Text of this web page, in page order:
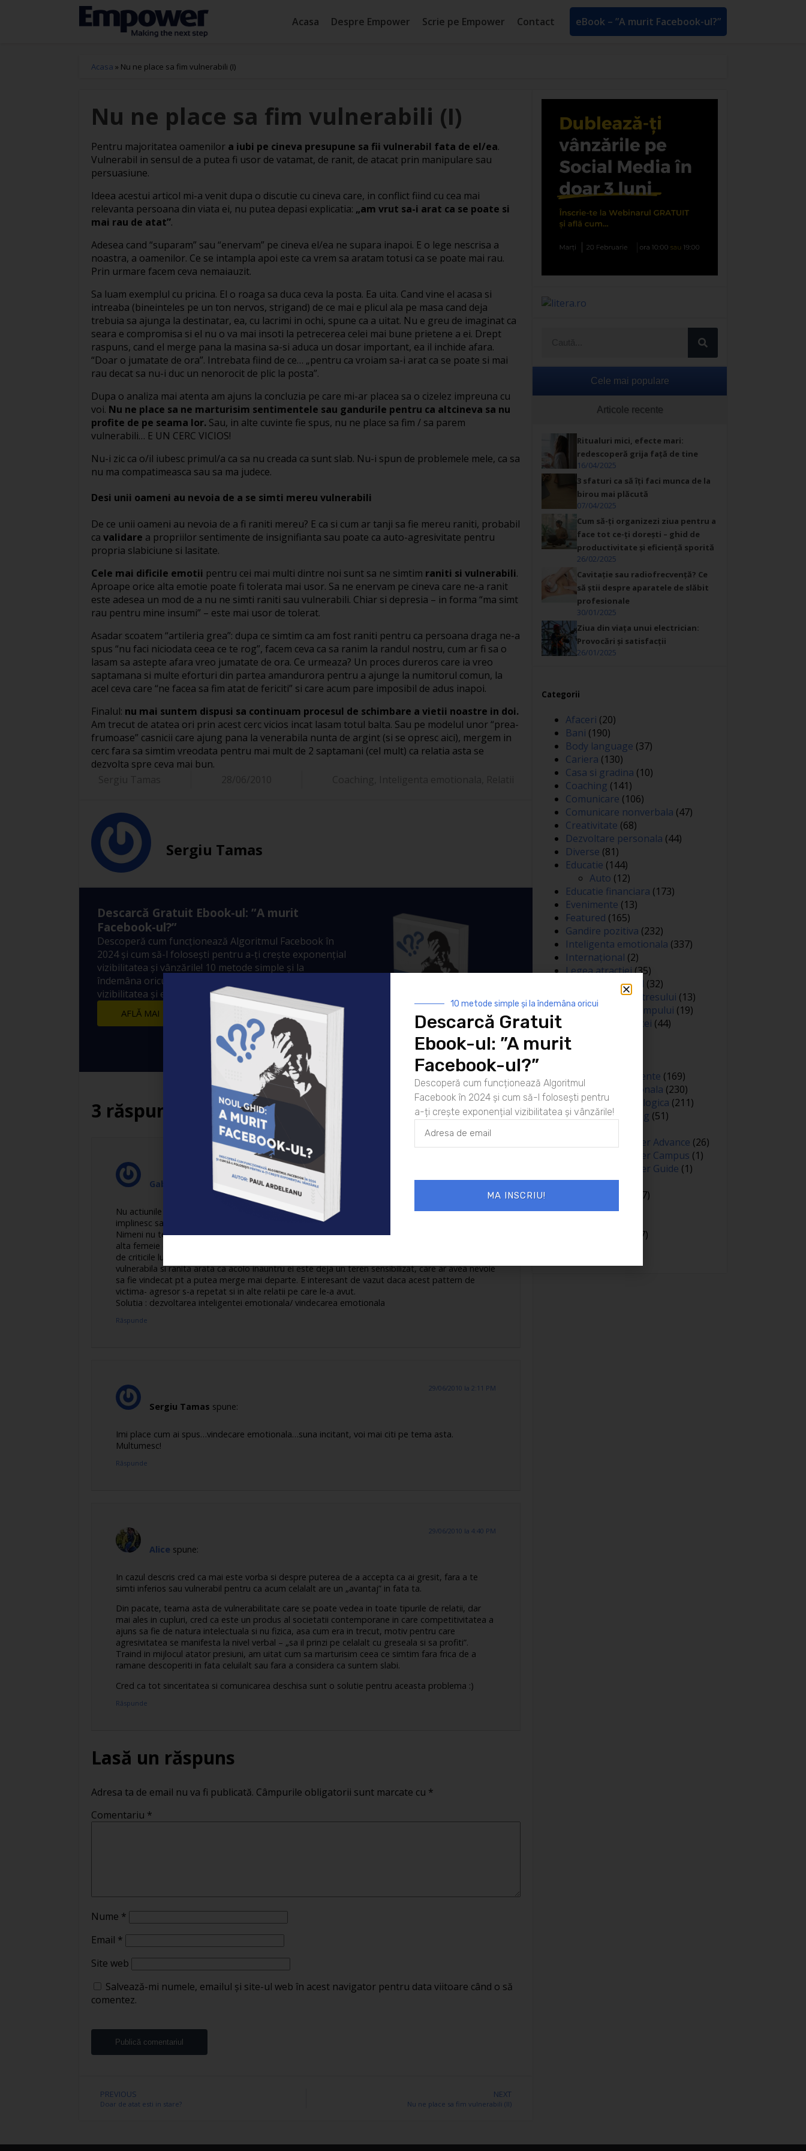
Acasa Despre Empower Scrie pe Empower Contact eBook – ”A murit Facebook-ul?”
Acasa » Nu ne place sa fim vulnerabili (I)
Nu ne place sa fim vulnerabili (I)
Pentru majoritatea oamenilor a iubi pe cineva presupune sa fii vulnerabil fata de el/ea.
Vulnerabil in sensul de a putea fi usor de vatamat, de ranit, de atacat prin manipulare sau
persuasiune.
Ideea acestui articol mi-a venit dupa o discutie cu cineva care, in conflict fiind cu cea mai
relevanta persoana din viata ei, nu putea depasi explicatia: „am vrut sa-i arat ca se poate si
mai rau de atat”.
Adesea cand “suparam” sau “enervam” pe cineva el/ea ne supara inapoi. E o lege nescrisa a
noastra, a oamenilor. Ce se intampla apoi este ca vrem sa aratam totusi ca se poate mai rau.
Prin urmare facem ceva nemaiauzit.
Sa luam exemplul cu pricina. El o roaga sa duca ceva la posta. Ea uita. Cand vine el acasa si
intreaba (bineinteles pe un ton nervos, strigand) de ce mai e plicul ala pe masa cand deja
trebuia sa ajunga la destinatar, ea, cu lacrimi in ochi, spune ca a uitat. Nu e greu de imaginat ca
seara e compromisa si el nu o va mai insoti la petrecerea celei mai bune prietene a ei. Drept
raspuns, cand el merge pana la masina sa-si aduca un dosar important, ea il inchide afara.
“Doar o jumatate de ora”. Intrebata fiind de ce… „pentru ca vroiam sa-i arat ca se poate si mai
rau decat sa nu-i duc un nenorocit de plic la posta”.
Dupa o analiza mai atenta am ajuns la concluzia pe care mi-ar placea sa o cizelez impreuna cu
voi. Nu ne place sa ne marturisim sentimentele sau gandurile pentru ca altcineva sa nu
profite de pe seama lor. Sau, in alte cuvinte fie spus, nu ne place sa fim / sa parem
vulnerabili… E UN CERC VICIOS!
Nu-i zic ca o/il iubesc primul/a ca sa nu creada ca sunt slab. Nu-i spun de problemele mele, ca sa
nu ma compatimeasca sau sa ma judece.
Desi unii oameni au nevoia de a se simti mereu vulnerabili
De ce unii oameni au nevoia de a fi raniti mereu? E ca si cum ar tanji sa fie mereu raniti, probabil
ca validare a propriilor sentimente de insignifianta sau poate ca auto-agresivitate pentru
propria slabiciune si lasitate.
Cele mai dificile emotii pentru cei mai multi dintre noi sunt sa ne simtim raniti si vulnerabili.
Aproape orice alta emotie poate fi tolerata mai usor. Sa ne enervam pe cineva care ne-a ranit
este adesea un mod de a nu ne simti raniti sau vulnerabili. Chiar si depresia – in forma “ma simt
rau pentru mine insumi” – este mai usor de tolerat.
Asadar scoatem “artileria grea”: dupa ce simtim ca am fost raniti pentru ca persoana draga ne-a
spus “nu faci niciodata ceea ce te rog”, facem ceva ca sa ranim la randul nostru, cum ar fi sa o
lasam sa astepte afara vreo jumatate de ora. Ce urmeaza? Un proces dureros care ia vreo
saptamana si multe eforturi din partea amandurora pentru a ajunge la numitorul comun, la
acel ceva care “ne facea sa fim atat de fericiti” si care acum pare imposibil de adus inapoi.
Finalul: nu mai suntem dispusi sa continuam procesul de schimbare a vietii noastre in doi.
Am trecut de atatea ori prin acest cerc vicios incat lasam totul balta. Sau pe modelul unor “prea-
frumoase” casnicii care ajung pana la venerabila nunta de argint (si se opresc aici), mergem in
cerc fara sa simtim vreodata pentru mai mult de 2 saptamani (cel mult) ca relatia asta se
dezvolta spre ceva mai bun.
Sergiu Tamas
Descarcă Gratuit Ebook-ul: ”A murit
Facebook-ul?”
Descoperă cum funcționează Algoritmul Facebook în
2024 și cum să-l folosești pentru a-ți crește exponențial
vizibilitatea și vânzările! 10 metode simple și la
îndemâna oricui prin care să crești exponențial
vizibilitatea și engagement-ul postărilor tale.
AFLĂ MAI MULTE
3 răspunsuri
Gabriela Marin
Nu actiunile celorlati ne determina sentimentele noastre ci masura in care aceste actiuni ne
implinesc sau nu nevoile emotionale.
Nimeni nu te-ar putea rani daca nu ai avea acea vulnerabilitate inauntrul tau. La aceasi situatie
alta femeie (cu o stima de sine mai puternica) ar reactiona altfel. I-ar spune politicos ca e satula
de criticile lui; sau ca data viitoare sa si-l puna singur la posta, etc. Faptul ca s-a simtit
vulnerabila si ranita arata ca acolo inauntru ei este deja un teren sensibilizat, care ar avea nevoie
sa fie vindecat pt a putea merge mai departe. E interesant de vazut daca acest pattern de
victima- agresor s-a repetat si in alte relatii pe care le-a avut.
Solutia : dezvoltarea inteligentei emotionala/ vindecarea emotionala
Răspunde
Sergiu Tamas spune:
29/06/2010 la 2:11 PM
Imi place cum ai spus…vindecare emotionala…suna incitant, voi mai citi pe tema asta.
Multumesc!
Răspunde
Alice spune:
29/06/2010 la 4:40 PM
In cazul descris cred ca mai este vorba si despre puterea de a accepta ca ai gresit, fara a te
simti inferios sau vulnerabil pentru ca acum celalalt are un „avantaj” in fata ta.
Din pacate, teama asta de vulnerabilitate care se poate vedea in toate tipurile de relatii, dar
mai ales in cupluri, cred ca este un produs al societatii contemporane in care competitivitatea a
ajuns sa fie de natura intelectuala si nu fizica, asa cum era in trecut, motiv pentru care
agresivitatea se manifesta la nivel verbal – „sa il prinzi pe celalalt cu greseala si sa profiti”.
Traind in mijlocul atator presiuni, am uitat cum sa marturisim ceea ce simtim fara frica de a
ramane descoperiti in fata celuilalt sau fara a considera ca suntem slabi.
Cred ca tot sinceritatea si comunicarea deschisa sunt o solutie pentru aceasta problema :)
Răspunde
Lasă un răspuns
Adresa ta de email nu va fi publicată. Câmpurile obligatorii sunt marcate cu *
Comentariu *
Nume *
Email *
Site web
Salvează-mi numele, emailul și site-ul web în acest navigator pentru data viitoare când o să
comentez.
PREVIOUS
Doar de atat esti in stare?
NEXT
Nu ne place sa fim vulnerabili (II)
Cele mai populare
Articole recente
Ritualuri mici, efecte mari:
redescoperă grija față de tine
16/04/2025
3 sfaturi ca să îți faci munca de la
birou mai plăcută
07/04/2025
Cum să-ți organizezi ziua pentru a
face tot ce-ți dorești – ghid de
productivitate și eficiență sporită
26/02/2025
Cavitație sau radiofrecvență? Ce
să știi despre aparatele de slăbit
profesionale
30/01/2025
Ziua din viața unui electrician:
Provocări și satisfacții
26/01/2025
Categorii
Afaceri (20)
Bani (190)
Body language (37)
Cariera (130)
Casa si gradina (10)
Coaching (141)
Comunicare (106)
Comunicare nonverbala (47)
Creativitate (68)
Dezvoltare personala (44)
Diverse (81)
Educatie (144)
Auto (12)
Educatie financiara (173)
Evenimente (13)
Featured (165)
Gandire pozitiva (232)
Inteligenta emotionala (337)
Internațional (2)
Legea atractiei(35)
Limbaj nonverbal (32)
Managementul stresului (13)
Managementul timpului (19)
Metafore si scantei (44)
Motivare
Negociere
Oameni si experiente (169)
Optimizare personala (230)
Optimizare psihologica (211)
Personal branding (51)
Proiectul Empower Advance (26)
Proiectul Empower Campus (1)
Proiectul Empower Guide (1)
Psihologie(98)
(7)
Relatii(148)
(127)
10 metode simple și la îndemâna oricui
Descarcă Gratuit
Ebook-ul: ”A murit
Facebook-ul?”
Descoperă cum funcționează Algoritmul
Facebook în 2024 și cum să-l folosești pentru
a-ți crește exponențial vizibilitatea și vânzările!
MA INSCRIU!